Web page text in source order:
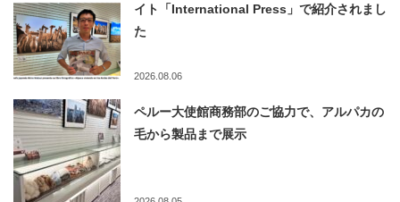
イト「International Press」で紹介されまし
た
2026.08.06
ペルー大使館商務部のご協力で、アルパカの
毛から製品まで展示